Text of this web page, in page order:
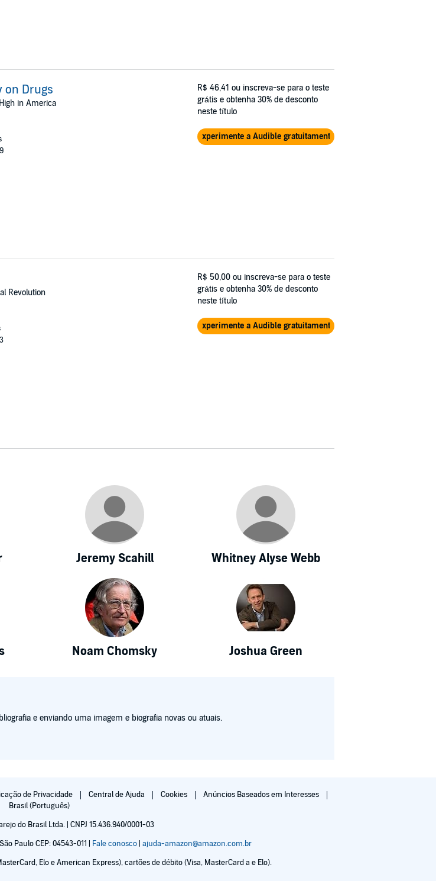
on Drugs
in America
R$ 46,41 ou inscreva-se para o teste
grátis e obtenha 30% de desconto
neste título
Experimente a Audible gratuitamente
Revolution
R$ 50,00 ou inscreva-se para o teste
grátis e obtenha 30% de desconto
neste título
Experimente a Audible gratuitamente
Jeremy Scahill Whitney Alyse Webb
Noam Chomsky Joshua Green
e enviando uma imagem e biografia novas ou atuais.
de Privacidade Central de Ajuda Cookies
Anúncios Baseados em Interesses
Brasil (Português)
do Brasil Ltda. | CNPJ 15.436.940/0001-03
Paulo CEP: 04543-011 |
Fale conosco| ajuda-amazon@amazon.com.br
Elo e American Express), cartões de débito (Visa, MasterCard a e Elo).